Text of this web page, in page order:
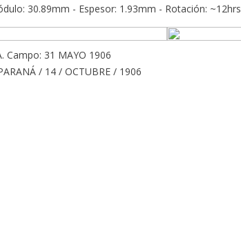
30.89mm - Espesor: 1.93mm - Rotación: ~12hrs
Campo: 31 MAYO 1906
/ 14 / OCTUBRE / 1906